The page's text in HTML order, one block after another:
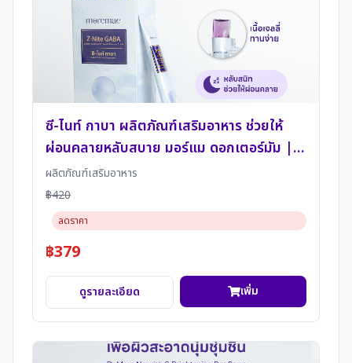
ซี-ไนท์ กาบา ผลิตภัณฑ์เสริมอาหาร ช่วยให้
ผ่อนคลายหลับสบาย มอร์แม ดอกเตอร์มัม |
Moremae Z-Nite GABA
ผลิตภัณฑ์เสริมอาหาร
฿420
ลดราคา
฿379
ดูรายละเอียด เพิ่ม